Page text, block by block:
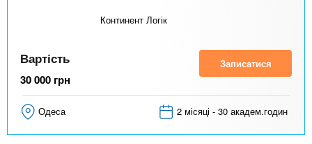
Континент Логік
Вартість
30 000 грн
Записатися
Одеса 2 місяці - 30 академ.годин